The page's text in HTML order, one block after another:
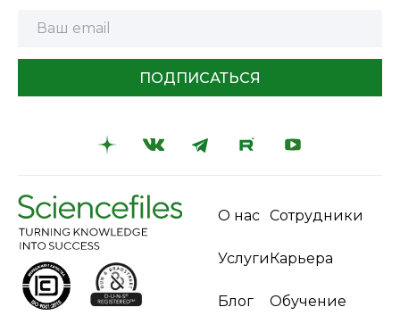
ПОДПИСАТЬСЯ
О нас
Услуги
Блог
Сотрудники
Карьера
Обучение